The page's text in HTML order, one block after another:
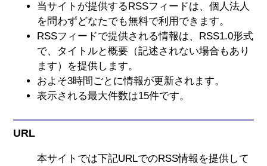
当サイトが提供するRSSフィードは、個人法人
を問わずどなたでも無料で利用できます。
RSSフィードで提供される情報は、RSS1.0形式
で、タイトルと概要（記述されない場合もあり
ます）を提供します。
およそ3時間ごとに情報が更新されます。
表示される最大件数は15件です。
URL
本サイトでは下記URLでのRSS情報を提供して